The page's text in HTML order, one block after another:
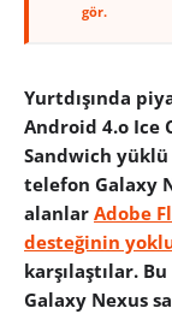
gör.
Yurtdışında
Android 4.o Ice
Sandwich yüklü
telefon Galaxy
alanlar Adobe
desteğinin
karşılaştılar.
Galaxy Nexus